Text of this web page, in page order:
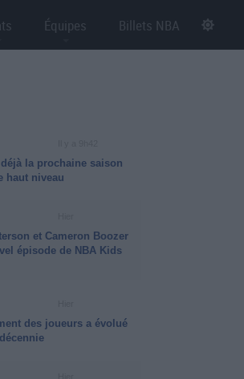
Équipes Billets NBA
la prochaine saison
haut niveau
et Cameron Boozer
épisode de NBA Kids
des joueurs a évolué